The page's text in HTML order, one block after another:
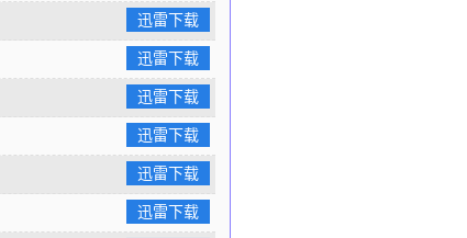
迅雷下载
迅雷下载
迅雷下载
迅雷下载
迅雷下载
迅雷下载